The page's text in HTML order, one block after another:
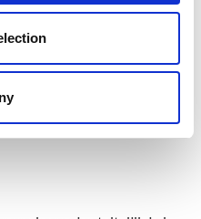
Attendon
Attendossa